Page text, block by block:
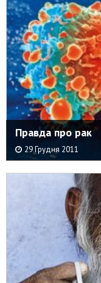
Правда про рак
29 Грудня 2011